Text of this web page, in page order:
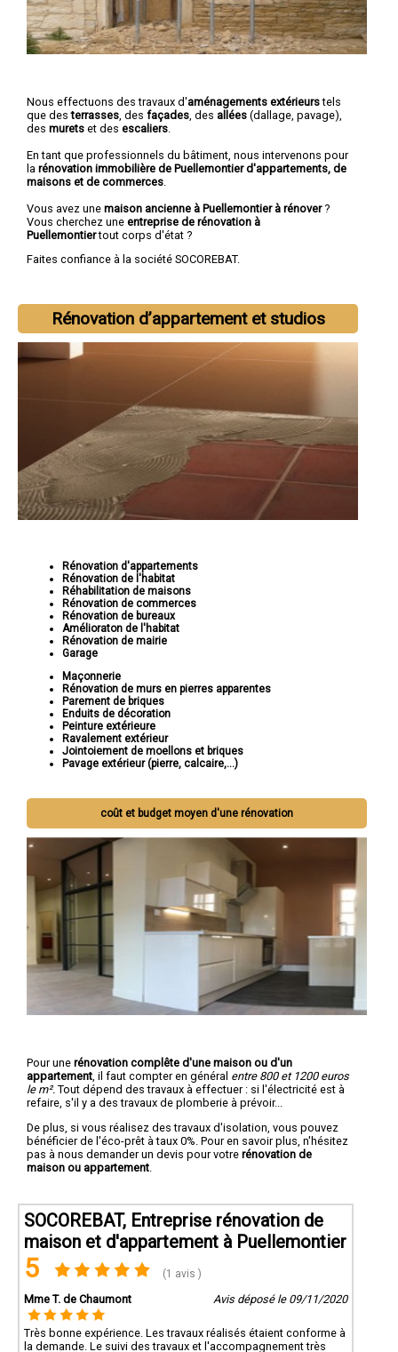
Nous effectuons des travaux d'aménagements extérieurstels
que desterrasses , des façades , des allées (dallage, pavage),
des murets et des escaliers
En tant que professionnels du bâtiment, nous intervenons pour
la rénovation immobilière de Puellemontier d'appartements, de
maisons et de commerces
Vous avez une maison ancienne à Puellemontier à rénover?
Vous cherchez une entreprise de rénovation à
Puellemontiertout corps d'état ?
Faites confiance à la société SOCOREBAT.
Rénovation d’appartement et studios
Rénovation d'appartements
Rénovation de l'habitat
Réhabilitation de maisons
Rénovation de commerces
Rénovation de bureaux
Amélioraton de l'habitat
Rénovation de mairie
Garage
Maçonnerie
Rénovation de murs en pierres apparentes
Parement de briques
Enduits de décoration
Peinture extérieure
Ravalement extérieur
Jointoiement de moellons et briques
Pavage extérieur (pierre, calcaire,...)
coût et budget moyen d'une rénovation
Pour une rénovation complête d'une maison ou d'un
appartement , il faut compter en général entre 800 et 1200 euros
le m². Tout dépend des travaux à effectuer : si l'électricité est à
refaire, s'il y a des travaux de plomberie à prévoir...
De plus, si vous réalisez des travaux d'isolation, vous pouvez
bénéficier de l'éco-prêt à taux 0%. Pour en savoir plus, n'hésitez
pas à nous demander un devis pour votre rénovation de
maison ou appartement
SOCOREBAT, Entreprise rénovation de
maison et d'appartement à Puellemontier
5 (1 avis )
Mme T. de Chaumont Avis déposé le 09/11/2020
Très bonne expérience. Les travaux réalisés étaient conforme à
la demande. Le suivi des travaux et l'accompagnement très